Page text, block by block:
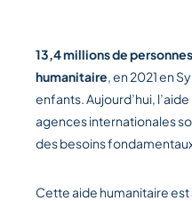
13,4 millions de
humanitaire, en 2021 en
enfants. Aujourd’hui,
agences internationales
des besoins
Cette aide humanitaire